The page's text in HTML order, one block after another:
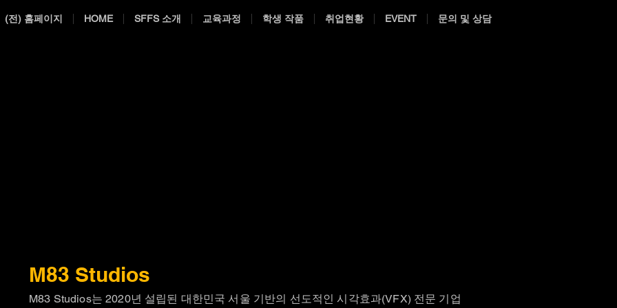
(전) 홈페이지 HOME SFFS 소개 교육과정 학생 작품 취업현황 EVENT 문의 및 상담
M83 Studios
M83 Studios는 2020년 설립된 대한민국 서울 기반의 선도적인 시각효과(VFX) 전문 기업